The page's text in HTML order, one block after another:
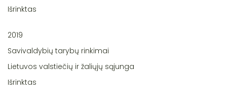
Išrinktas
2019
Savivaldybių tarybų rinkimai
Lietuvos valstiečių ir žaliųjų sąjunga
Išrinktas